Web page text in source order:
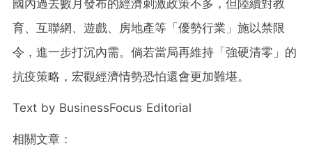
國內過去數月發布的經濟刺激政策不多，但陸續對教
育、互聯網、遊戲、房地產等「優勢行業」施以禁限
令，進一步打沉內需。倘若當局再維持「強硬清零」的
抗疫策略，宏觀經濟情勢恐怕還會更加難堪。
Text by BusinessFocus Editorial
相關文章：